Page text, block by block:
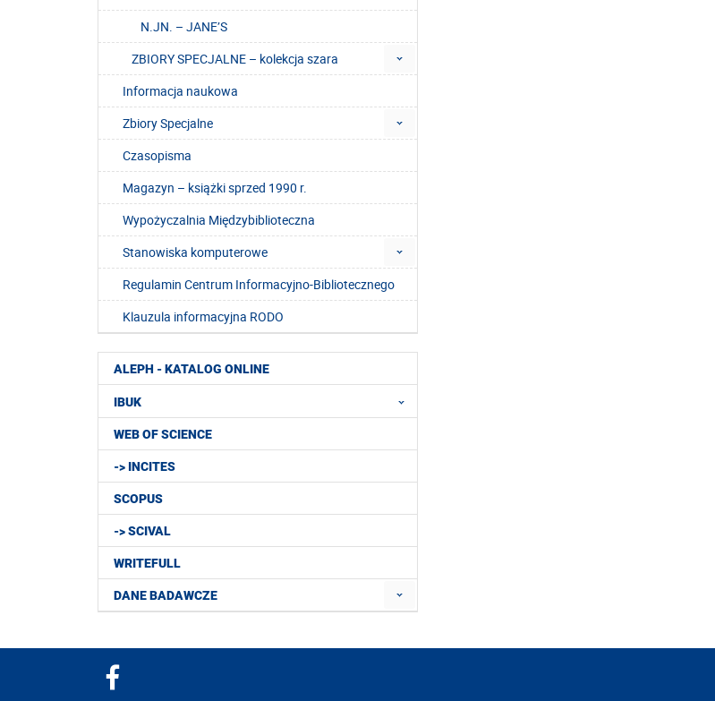
N.JN. – JANE’S
ZBIORY SPECJALNE – kolekcja szara
Informacja naukowa
Zbiory Specjalne
Czasopisma
Magazyn – książki sprzed 1990 r.
Wypożyczalnia Międzybiblioteczna
Stanowiska komputerowe
Regulamin Centrum Informacyjno-Bibliotecznego
Klauzula informacyjna RODO
ALEPH - KATALOG ONLINE
IBUK
WEB OF SCIENCE
-> INCITES
SCOPUS
-> SCIVAL
WRITEFULL
DANE BADAWCZE